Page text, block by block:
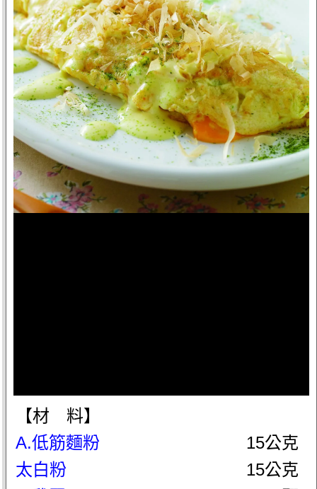
【材 料】
A.低筋麵粉
15公克
太白粉
15公克